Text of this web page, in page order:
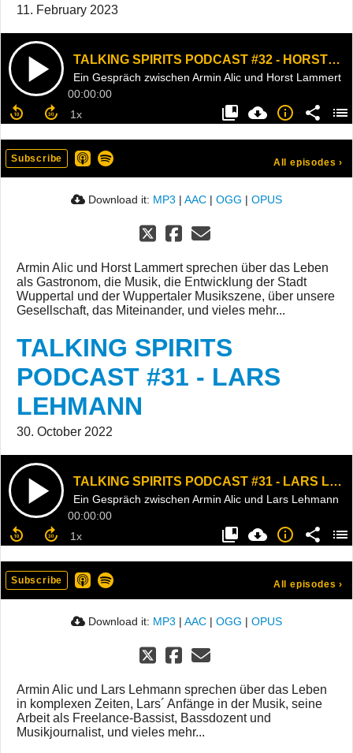
11. February 2023
TALKING SPIRITS PODCAST #32 - HORST LAMMERT
Ein Gespräch zwischen Armin Alic und Horst Lammert
00:00:00
Subscribe All episodes ›
Download it: MP3 | AAC | OGG | OPUS
Armin Alic und Horst Lammert sprechen über das Leben
als Gastronom, die Musik, die Entwicklung der Stadt
Wuppertal und der Wuppertaler Musikszene, über unsere
Gesellschaft, das Miteinander, und vieles mehr...
TALKING SPIRITS
PODCAST #31 - LARS
LEHMANN
30. October 2022
TALKING SPIRITS PODCAST #31 - LARS LEHMANN
Ein Gespräch zwischen Armin Alic und Lars Lehmann
00:00:00
Subscribe All episodes ›
Download it: MP3 | AAC | OGG | OPUS
Armin Alic und Lars Lehmann sprechen über das Leben
in komplexen Zeiten, Lars´ Anfänge in der Musik, seine
Arbeit als Freelance-Bassist, Bassdozent und
Musikjournalist, und vieles mehr...